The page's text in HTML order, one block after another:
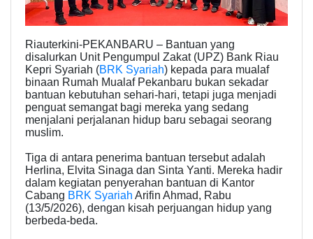
Riauterkini-PEKANBARU – Bantuan yang
disalurkan Unit Pengumpul Zakat (UPZ) Bank Riau
Kepri Syariah (BRK Syariah) kepada para mualaf
binaan Rumah Mualaf Pekanbaru bukan sekadar
bantuan kebutuhan sehari-hari, tetapi juga menjadi
penguat semangat bagi mereka yang sedang
menjalani perjalanan hidup baru sebagai seorang
muslim.
Tiga di antara penerima bantuan tersebut adalah
Herlina, Elvita Sinaga dan Sinta Yanti. Mereka hadir
dalam kegiatan penyerahan bantuan di Kantor
Cabang BRK Syariah Arifin Ahmad, Rabu
(13/5/2026), dengan kisah perjuangan hidup yang
berbeda-beda.